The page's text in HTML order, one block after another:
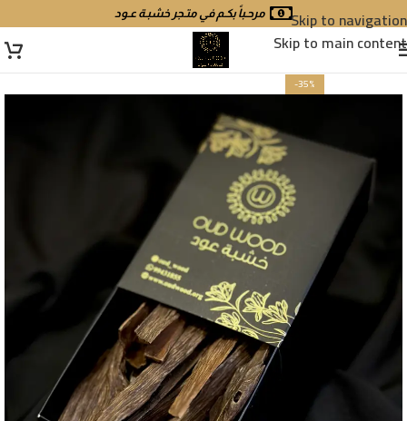
Skip to navigation
Skip to main content
مرحـباً بكـم في متـجر خشبـة عـود
-35%